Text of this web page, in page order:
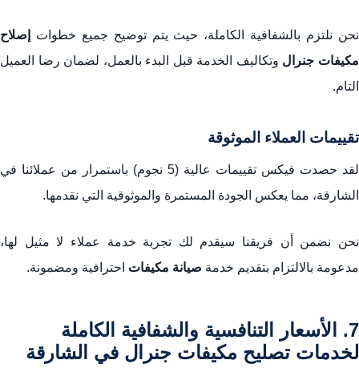
نحن نلتزم بالشفافية الكاملة، حيث يتم توضيح جميع خطوات
إصلاح
مكيفات جنرال وتكاليف الخدمة قبل البدء بالعمل، لضمان رضا العميل
التام.
تقييمات العملاء الموثوقة
لقد حصدت فيكس تقييمات عالية (5 نجوم) باستمرار من عملائنا في
الشارقة، مما يعكس الجودة المستمرة والموثوقية التي نقدمها.
نحن نضمن أن فريقنا سيقدم لك تجربة خدمة عملاء لا مثيل لها،
مدعومة بالالتزام بتقديم خدمة صيانة مكيفات احترافية ومضمونة.
7. الأسعار التنافسية والشفافية الكاملة
لخدمات تصليح مكيفات جنرال في الشارقة